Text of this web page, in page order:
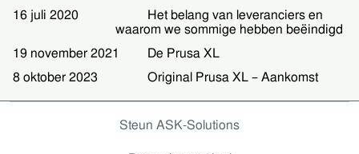
16 juli 2020
Het belang van leveranciers en
waarom we sommige hebben beëindigd
19 november 2021
De Prusa XL
8 oktober 2023
Original Prusa XL – Aankomst
Steun ASK-Solutions